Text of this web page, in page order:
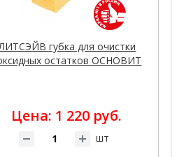
губка для очистки
остатков ОСНОВИТ
Цена: 1 220 руб.
шт